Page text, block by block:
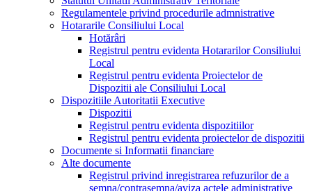
Regulamentele privind procedurile admnistrative
Hotararile Consiliului Local
Hotărâri
Registrul pentru evidenta Hotararilor Consiliului
Local
Registrul pentru evidenta Proiectelor de
Dispozitii ale Consiliului Local
Dispozitiile Autoritatii Executive
Dispozitii
Registrul pentru evidenta dispozitiilor
Registrul pentru evidenta proiectelor de dispozitii
Documente si Informatii financiare
Alte documente
Registrul privind inregistrarea refuzurilor de a
semna/contrasemna/aviza actele administrative